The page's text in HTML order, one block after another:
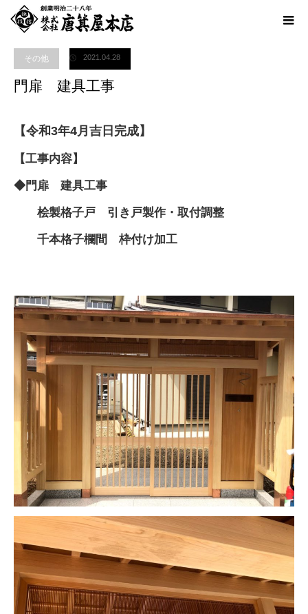
ホーム
ブログ
その他
その他 2021.04.28
門扉 建具工事
【令和3年4月吉日完成】
【工事内容】
◆門扉 建具工事
桧製格子戸 引き戸製作・取付調整
千本格子欄間 枠付け加工